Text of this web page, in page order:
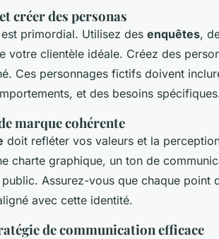
créer des personas
primordial. Utilisez des enquêtes,
votre clientèle idéale. Créez des
Ces personnages fictifs doivent
et des besoins
marque cohérente
doit refléter vos valeurs et la
charte graphique, un ton de
Assurez-vous que chaque point
avec cette identité.
de communication efficace